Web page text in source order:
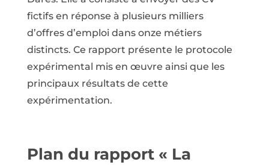
fictifs en réponse à plusieurs milliers
d’offres d’emploi dans onze métiers
distincts. Ce rapport présente le protocole
expérimental mis en œuvre ainsi que les
principaux résultats de cette
expérimentation.
Plan du rapport « La